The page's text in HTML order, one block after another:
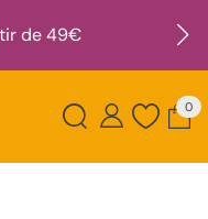
de 49€
0